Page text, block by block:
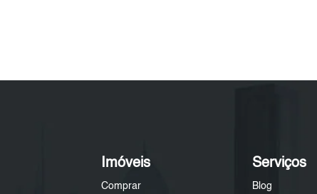
Imóveis
Comprar
Serviços
Blog